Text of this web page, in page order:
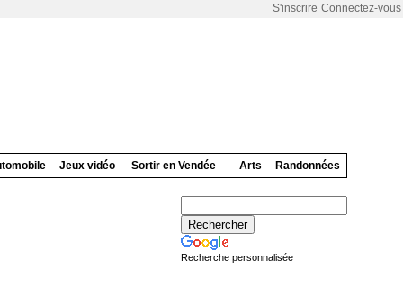
Connectez-vous
S'inscrire
Jeux vidéo Sortir en Vendée Arts Randonnées
Recherche personnalisée